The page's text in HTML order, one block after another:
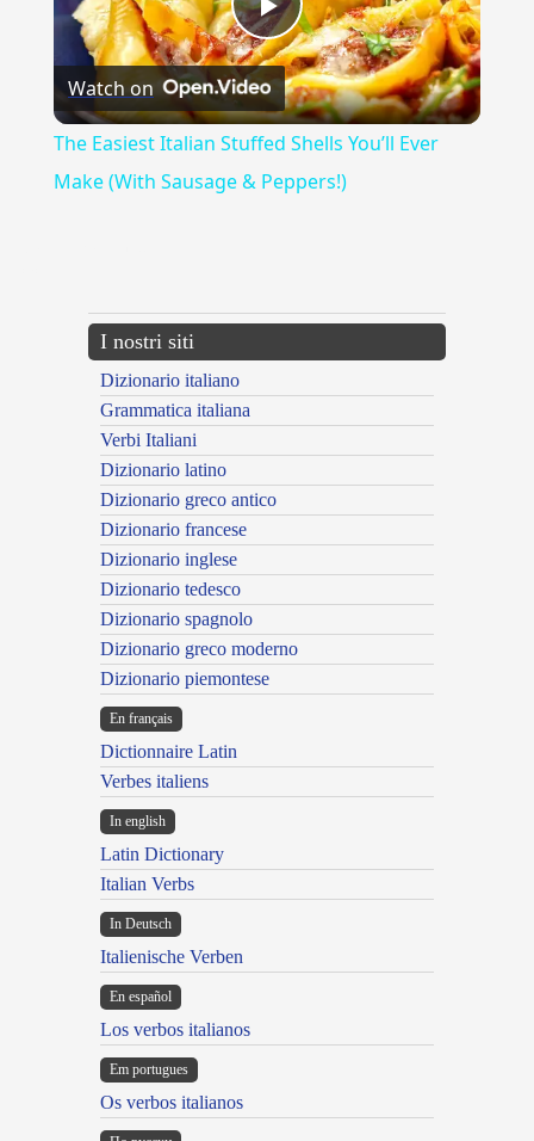
Play
Video
Watch on
The Easiest Italian Stuffed Shells You’ll Ever
Make (With Sausage & Peppers!)
I nostri siti
Dizionario italiano
Grammatica italiana
Verbi Italiani
Dizionario latino
Dizionario greco antico
Dizionario francese
Dizionario inglese
Dizionario tedesco
Dizionario spagnolo
Dizionario greco moderno
Dizionario piemontese
En français
Dictionnaire Latin
Verbes italiens
In english
Latin Dictionary
Italian Verbs
In Deutsch
Italienische Verben
En español
Los verbos italianos
Em portugues
Os verbos italianos